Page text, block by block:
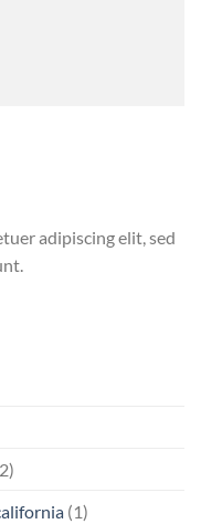
adipiscing elit, sed
(1)